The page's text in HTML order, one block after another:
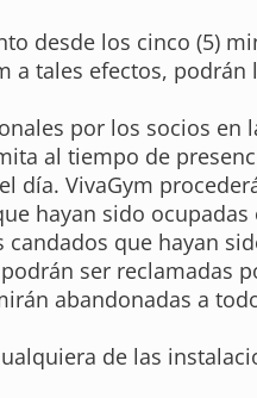
desde los cinco (5)
tales efectos,
por los socios en
al tiempo de
VivaGym
hayan sido
que hayan
ser reclamadas
abandonadas a
de las